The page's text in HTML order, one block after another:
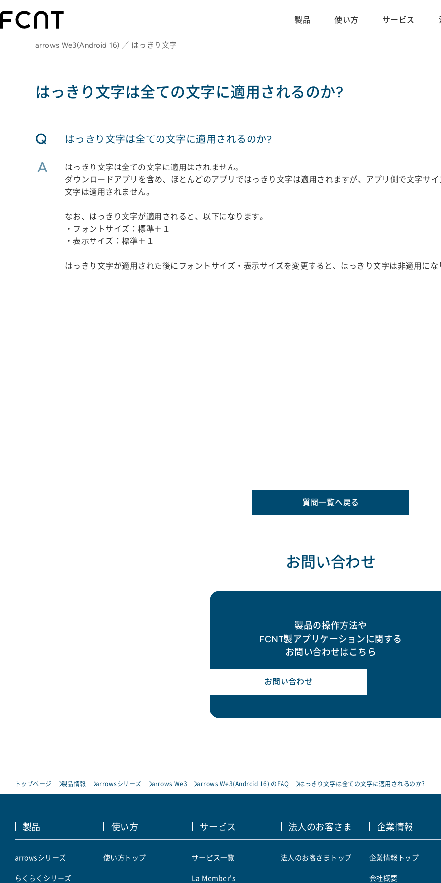
製品 使い方 サービス
arrows We3(Android 16) ／ はっきり文字
はっきり文字は全ての文字に適用されるのか?
Q はっきり文字は全ての文字に適用されるのか?
A
はっきり文字は全ての文字に適用はされません。
ダウンロードアプリを含め、ほとんどのアプリではっきり文字は適用されますが、アプリ側で文字サ
文字は適用されません。
なお、はっきり文字が適用されると、以下になります。
・フォントサイズ：標準＋１
・表示サイズ：標準＋１
はっきり文字が適用された後にフォントサイズ・表示サイズを変更すると、はっきり文字は非適用にな
質問一覧へ戻る
お問い合わせ
製品の操作方法や
FCNT製アプリケーションに関する
お問い合わせはこちら
お問い合わせ
トップページ 製品情報 arrowsシリーズ arrows We3 arrows We3(Android 16) のFAQ はっきり文字は全ての文字に適用されるのか?
製品
arrowsシリーズ
らくらくシリーズ
使い方
使い方トップ
サービス
サービス一覧
La Member's
法人のお客さま
法人のお客さまトップ
企業情報
企業情報トップ
会社概要